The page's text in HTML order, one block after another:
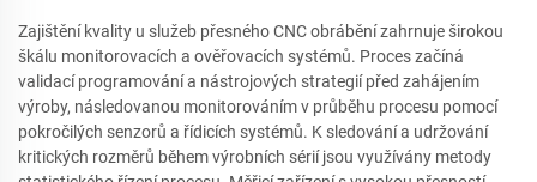
Zajištění kvality u služeb přesného CNC obrábění zahrnuje širokou
škálu monitorovacích a ověřovacích systémů. Proces začíná
validací programování a nástrojových strategií před zahájením
výroby, následovanou monitorováním v průběhu procesu pomocí
pokročilých senzorů a řídicích systémů. K sledování a udržování
kritických rozměrů během výrobních sérií jsou využívány metody